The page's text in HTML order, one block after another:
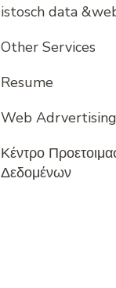
istosch data
Other Services
Resume
Web Adrvertising
Κέντρο
Δεδομένων